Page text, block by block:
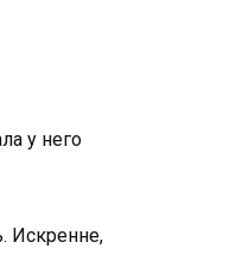
у него
Искренне,